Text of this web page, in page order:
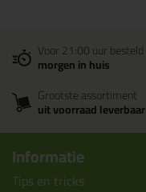
Voor 21:00 uur besteld
morgen in huis
Grootste assortiment
uit voorraad leverbaar
Informatie
Tips en tricks